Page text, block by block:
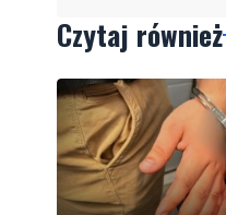
Czytaj również